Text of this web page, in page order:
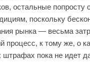
остальные попросту
поскольку
рынка — весьма
процесс, к тому же, о
штрафах пока не идет